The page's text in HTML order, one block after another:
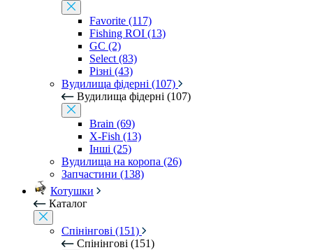
Favorite (117)
Fishing ROI (13)
GC (2)
Select (83)
Різні (43)
Вудилища фідерні (107)
Вудилища фідерні (107)
Brain (69)
X-Fish (13)
Інші (25)
Вудилища на коропа (26)
Запчастини (138)
Котушки
Каталог
Спінінгові (151)
Спінінгові (151)